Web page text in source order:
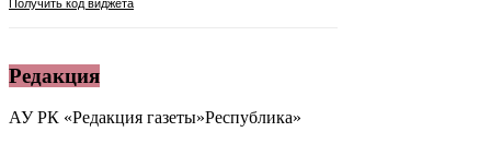
Редакция
АУ РК «Редакция газеты»Республика»